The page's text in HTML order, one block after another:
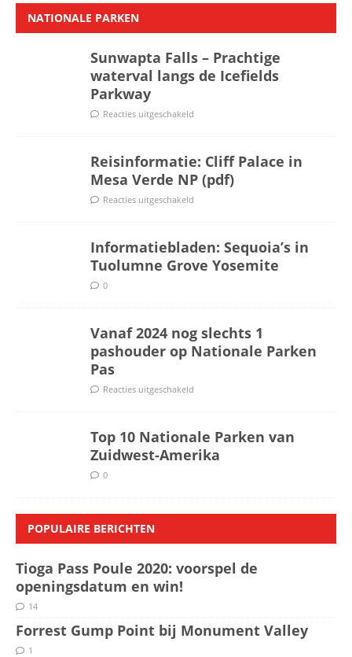
NATIONALE PARKEN
Sunwapta Falls – Prachtige
waterval langs de Icefields
Parkway
Reacties uitgeschakeld
Reisinformatie: Cliff Palace in
Mesa Verde NP (pdf)
Reacties uitgeschakeld
Informatiebladen: Sequoia’s in
Tuolumne Grove Yosemite
0
Vanaf 2024 nog slechts 1
pashouder op Nationale Parken
Pas
Reacties uitgeschakeld
Top 10 Nationale Parken van
Zuidwest-Amerika
0
POPULAIRE BERICHTEN
Tioga Pass Poule 2020: voorspel de
openingsdatum en win!
14
Forrest Gump Point bij Monument Valley
1